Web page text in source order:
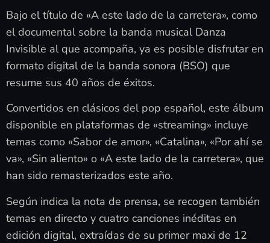
Bajo el título de «A este lado de la carretera», como
el documental sobre la banda musical Danza
Invisible al que acompaña, ya es posible disfrutar en
formato digital de la banda sonora (BSO) que
resume sus 40 años de éxitos.
Convertidos en clásicos del pop español, este álbum
disponible en plataformas de «streaming» incluye
temas como «Sabor de amor», «Catalina», «Por ahí se
va», «Sin aliento» o «A este lado de la carretera», que
han sido remasterizados este año.
Según indica la nota de prensa, se recogen también
temas en directo y cuatro canciones inéditas en
edición digital, extraídas de su primer maxi de 12